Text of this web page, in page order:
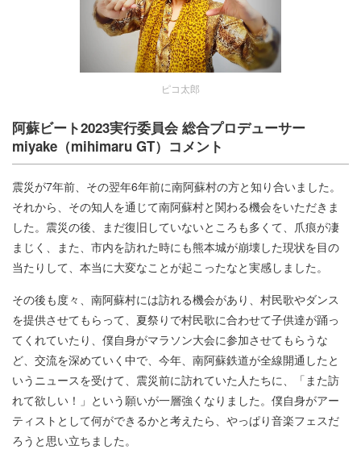
ピコ太郎
阿蘇ビート2023実行委員会 総合プロデューサー
miyake（mihimaru GT）コメント
震災が7年前、その翌年6年前に南阿蘇村の方と知り合いました。
それから、その知人を通じて南阿蘇村と関わる機会をいただきま
した。震災の後、まだ復旧していないところも多くて、爪痕が凄
まじく、また、市内を訪れた時にも熊本城が崩壊した現状を目の
当たりして、本当に大変なことが起こったなと実感しました。
その後も度々、南阿蘇村には訪れる機会があり、村民歌やダンス
を提供させてもらって、夏祭りで村民歌に合わせて子供達が踊っ
てくれていたり、僕自身がマラソン大会に参加させてもらうな
ど、交流を深めていく中で、今年、南阿蘇鉄道が全線開通したと
いうニュースを受けて、震災前に訪れていた人たちに、「また訪
れて欲しい！」という願いが一層強くなりました。僕自身がアー
ティストとして何ができるかと考えたら、やっぱり音楽フェスだ
ろうと思い立ちました。